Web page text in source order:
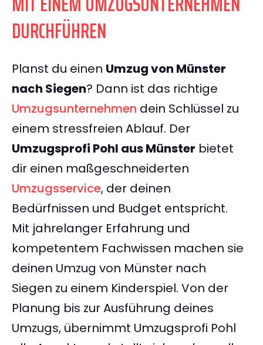
DURCHFÜHREN
Planst du einen Umzug von Münster
nach Siegen? Dann ist das richtige
Umzugsunternehmen dein Schlüssel zu
einem stressfreien Ablauf. Der
Umzugsprofi Pohl aus Münster bietet
dir einen maßgeschneiderten
Umzugsservice, der deinen
Bedürfnissen und Budget entspricht.
Mit jahrelanger Erfahrung und
kompetentem Fachwissen machen sie
deinen Umzug von Münster nach
Siegen zu einem Kinderspiel. Von der
Planung bis zur Ausführung deines
Umzugs, übernimmt Umzugsprofi Pohl